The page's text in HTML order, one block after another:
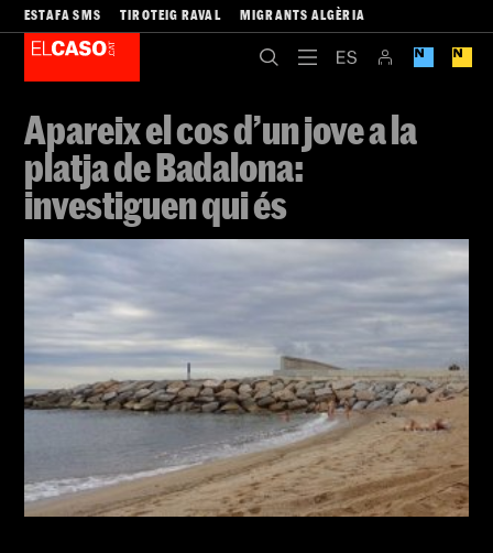
ESTAFA SMS TIROTEIG RAVAL MIGRANTS ALGÈRIA
Apareix el cos d’un jove a la
platja de Badalona:
investiguen qui és